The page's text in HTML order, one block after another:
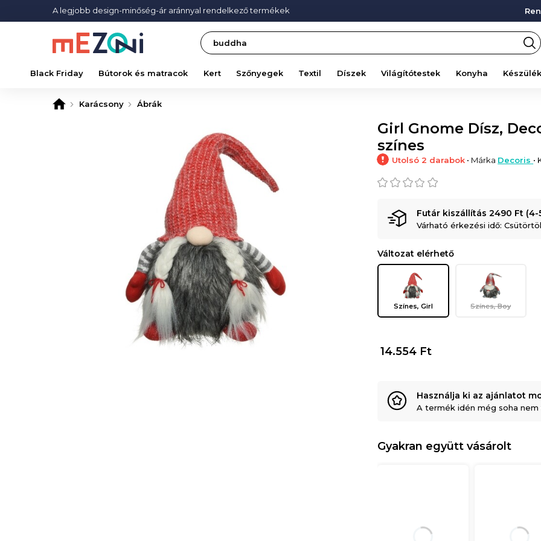
A legjobb design-minőség-ár aránnyal rendelkező termékek
Search
Black Friday Bútorok és matracok Kert Szőnyegek Textil Díszek Világítótestek Konyha
Karácsony Ábrák
Girl Gnome Dísz,
színes
Utolsó 2 darabok • Márka Decoris •
Futár kiszállítás 2490 Ft (4-
Várható érkezési idő:
Változat elérhető
Színes, Girl Színes, Boy
14.554 Ft
Használja ki az ajánlatot
A termék idén még soha nem
30 nap áll rendelkezésére a
Ez a termék a
Gyakran együtt vásárolt